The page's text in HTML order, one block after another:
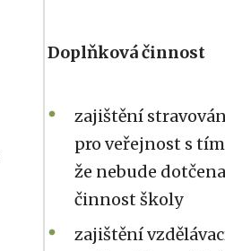
Doplňková činnost
zajištění
pro veřejnost s
že nebude
činnost školy
zajištění